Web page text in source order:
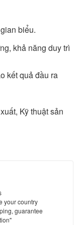
biểu.
khả năng duy trì
kết quả đầu ra
Kỹ thuật sản
your country
guarantee